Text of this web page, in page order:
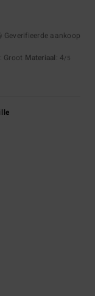
Geverifieerde aankoop
: Groot Materiaal: 4/5